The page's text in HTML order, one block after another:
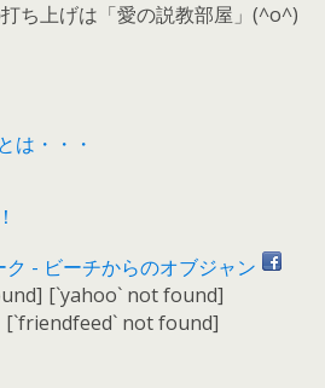
ち上げは「愛の説教部屋」(^o^)
は・・・
[`yahoo` not found]
[`friendfeed` not found]